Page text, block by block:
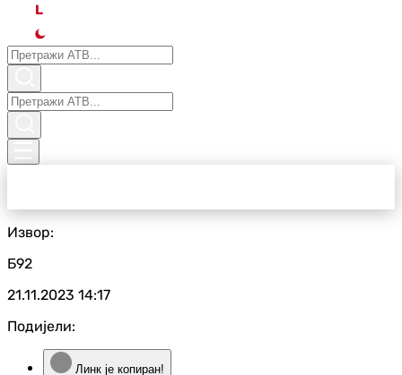
L
Извор:
Б92
21.11.2023 14:17
Подијели:
Линк је копиран!